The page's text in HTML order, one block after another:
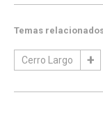
Temas
Cerro Largo